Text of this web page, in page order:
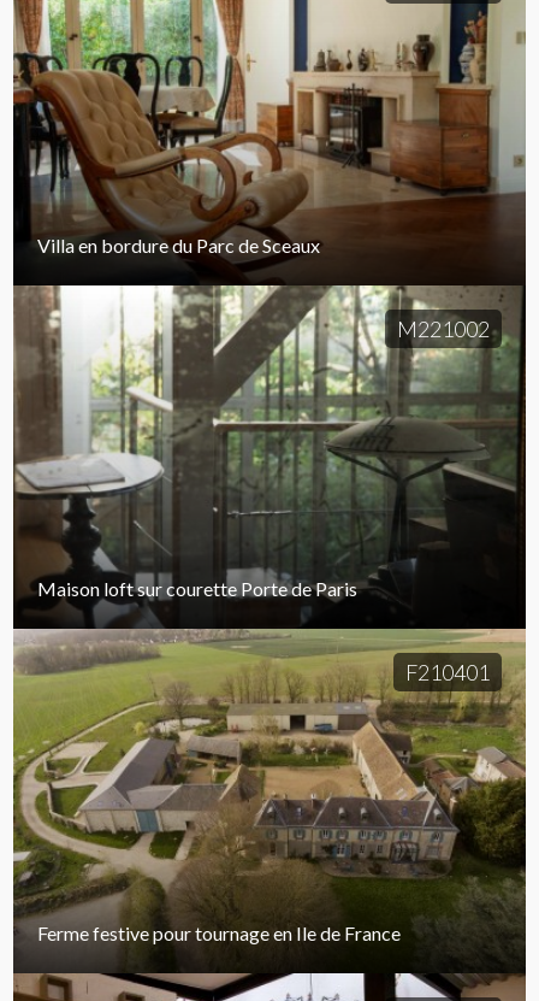
Villa en bordure du Parc de Sceaux
M221002
Maison loft sur courette Porte de Paris
F210401
Ferme festive pour tournage en Ile de France